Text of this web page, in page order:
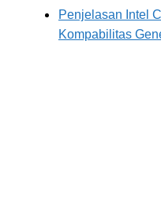
Penjelasan Intel
Kompabilitas